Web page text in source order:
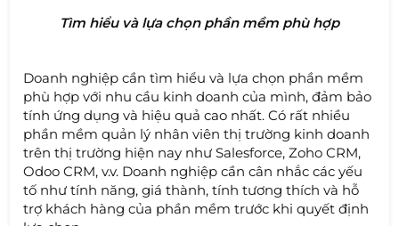
Tìm hiểu và lựa chọn phần mềm phù hợp
Doanh nghiệp cần tìm hiểu và lựa chọn phần mềm
phù hợp với nhu cầu kinh doanh của mình, đảm bảo
tính ứng dụng và hiệu quả cao nhất. Có rất nhiều
phần mềm quản lý nhân viên thị trường kinh doanh
trên thị trường hiện nay như Salesforce, Zoho CRM,
Odoo CRM, v.v. Doanh nghiệp cần cân nhắc các yếu
tố như tính năng, giá thành, tính tương thích và hỗ
trợ khách hàng của phần mềm trước khi quyết định